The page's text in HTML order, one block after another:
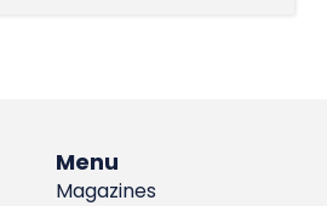
Menu
Magazines